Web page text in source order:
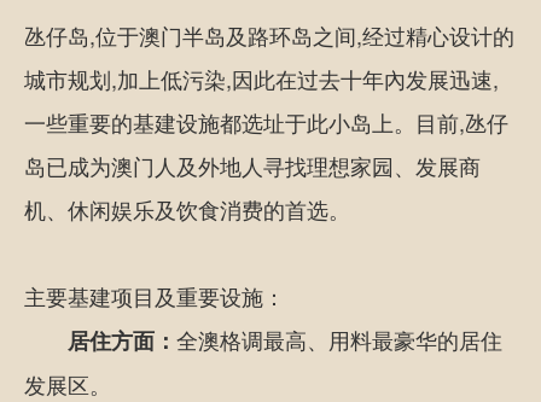
氹仔岛,位于澳门半岛及路环岛之间,经过精心设计的
城市规划,加上低污染,因此在过去十年內发展迅速,
一些重要的基建设施都选址于此小岛上。目前,氹仔
岛已成为澳门人及外地人寻找理想家园、发展商
机、休闲娱乐及饮食消费的首选。
主要基建项目及重要设施：
居住方面： 全澳格调最高、用料最豪华的居住
发展区。